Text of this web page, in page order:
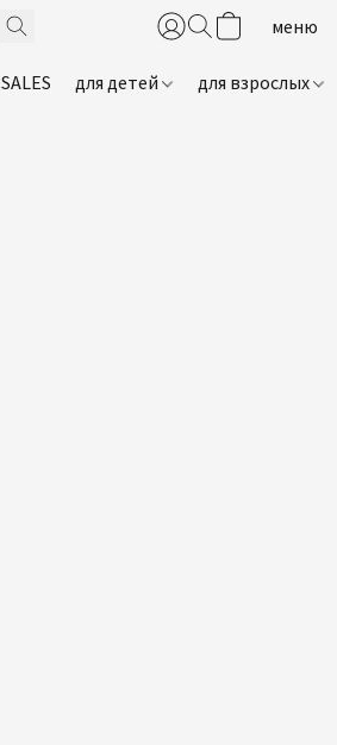
SALES для детей для взрослых